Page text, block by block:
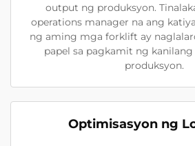
output ng produksyon.
operations manager na ang
ng aming mga forklift ay
papel sa pagkamit ng
produksyon.
Optimisasyon ng